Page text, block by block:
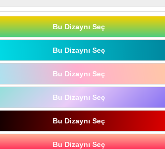
Bu Dizaynı Seç
Bu Dizaynı Seç
Bu Dizaynı Seç
Bu Dizaynı Seç
Bu Dizaynı Seç
Bu Dizaynı Seç